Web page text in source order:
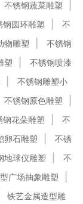
不锈钢蔬菜雕塑
钢圆环雕塑
不
物雕塑
不锈钢
塑
不锈钢喷漆
不锈钢雕塑小
不锈钢原色雕塑
钢花朵雕塑
不
卵石雕塑
不锈
地球仪雕塑
不
广场抽象雕塑
铁艺金属造型雕